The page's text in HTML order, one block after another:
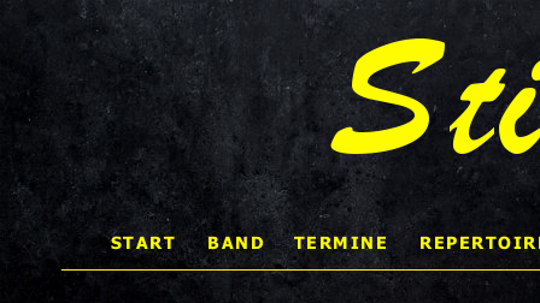
START BAND TERMINE